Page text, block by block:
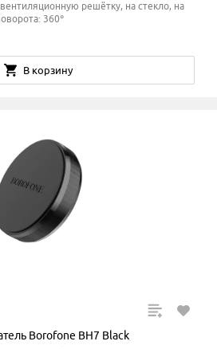
решётку, на стекло, на
360°
В корзину
Borofone BH7 Black